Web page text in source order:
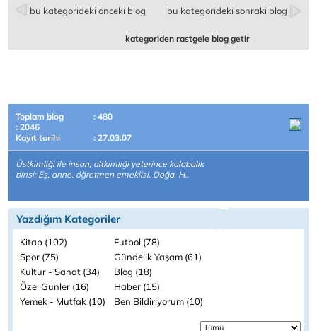
bu kategorideki önceki blog bu kategorideki sonraki blog
kategoriden rastgele blog getir
Toplam blog
: 480
: 2046
Kayıt tarihi
: 27.03.07
Üstkimliği ile insan, altkimliği yeterince kalabalık
birisi; Eş, anne, öğretmen emeklisi. Doğa, H..
Yazdığım Kategoriler
Kitap (102)
Futbol (78)
Spor (75)
Gündelik Yaşam (61)
Kültür - Sanat (34)
Blog (18)
Özel Günler (16)
Haber (15)
Yemek - Mutfak (10)
Ben Bildiriyorum (10)